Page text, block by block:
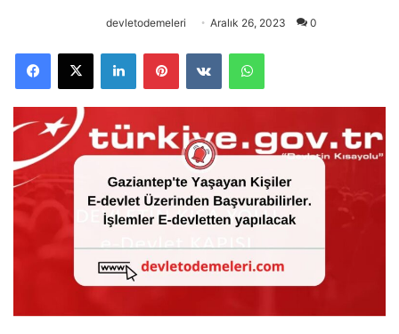
devletodemeleri Aralık 26, 2023 0